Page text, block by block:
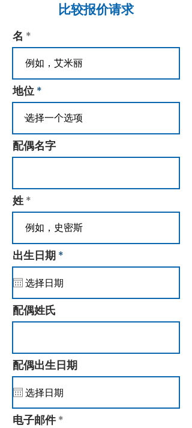
比较报价请求
名
地位
配偶名字
姓
出生日期 *
e
i
e
配偶姓氏
配偶出生日期
电子邮件